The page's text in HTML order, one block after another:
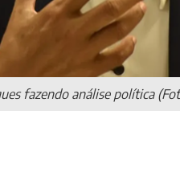
fazendo análise política